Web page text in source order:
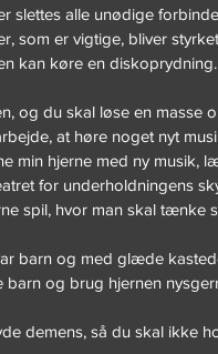
slettes alle unødige
som er vigtige, bliver
kan køre en diskoprydning.
og du skal løse en masse
at høre noget nyt
min hjerne med ny musik,
for underholdningens
spil, hvor man skal tænke
barn og med glæde
og brug hjernen
demens, så du skal ikke